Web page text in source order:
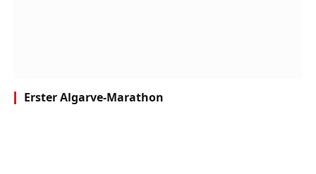
Erster Algarve-Marathon